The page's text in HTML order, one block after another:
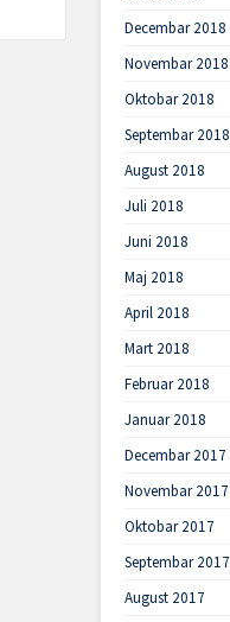
Decembar 2018
Novembar 2018
Oktobar 2018
Septembar 2018
August 2018
Juli 2018
Juni 2018
Maj 2018
April 2018
Mart 2018
Februar 2018
Januar 2018
Decembar 2017
Novembar 2017
Oktobar 2017
Septembar 2017
August 2017